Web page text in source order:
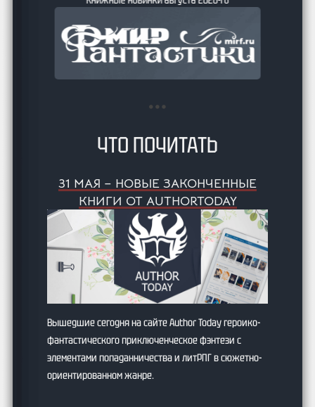
ЧТО ПОЧИТАТЬ
31 МАЯ – НОВЫЕ ЗАКОНЧЕННЫЕ
КНИГИ ОТ AUTHORTODAY
Вышедшие сегодня на сайте Author Today героико-
фантастического приключенческое фэнтези с
элементами попаданничества и литРПГ в сюжетно-
ориентированном жанре.